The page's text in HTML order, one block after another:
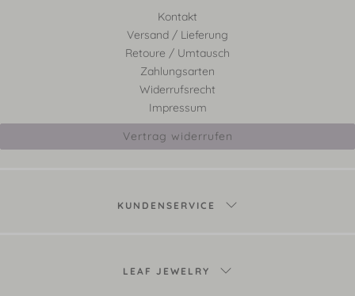
Kontakt
Versand / Lieferung
Retoure / Umtausch
Zahlungsarten
Widerrufsrecht
Impressum
Vertrag widerrufen
KUNDENSERVICE
LEAF JEWELRY